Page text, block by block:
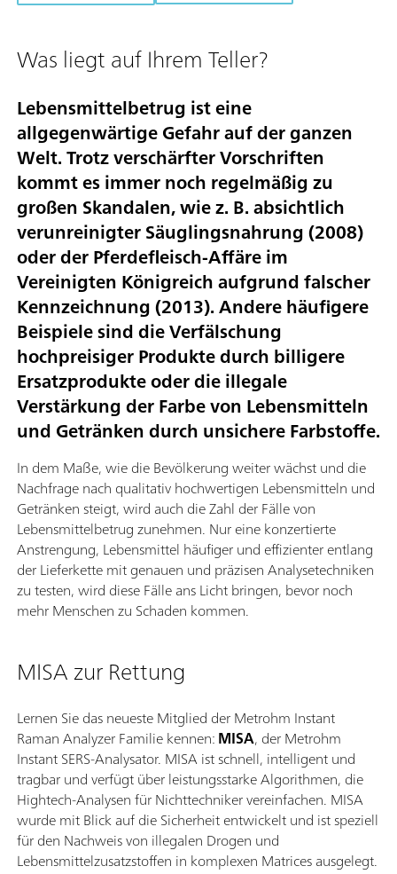
Was liegt auf Ihrem Teller?
Lebensmittelbetrug ist eine
allgegenwärtige Gefahr auf der ganzen
Welt. Trotz verschärfter Vorschriften
kommt es immer noch regelmäßig zu
großen Skandalen, wie z. B. absichtlich
verunreinigter Säuglingsnahrung (2008)
oder der Pferdefleisch-Affäre im
Vereinigten Königreich aufgrund falscher
Kennzeichnung (2013). Andere häufigere
Beispiele sind die Verfälschung
hochpreisiger Produkte durch billigere
Ersatzprodukte oder die illegale
Verstärkung der Farbe von Lebensmitteln
und Getränken durch unsichere Farbstoffe.
In dem Maße, wie die Bevölkerung weiter wächst und die
Nachfrage nach qualitativ hochwertigen Lebensmitteln und
Getränken steigt, wird auch die Zahl der Fälle von
Lebensmittelbetrug zunehmen. Nur eine konzertierte
Anstrengung, Lebensmittel häufiger und effizienter entlang
der Lieferkette mit genauen und präzisen Analysetechniken
zu testen, wird diese Fälle ans Licht bringen, bevor noch
mehr Menschen zu Schaden kommen.
MISA zur Rettung
Lernen Sie das neueste Mitglied der Metrohm Instant
Raman Analyzer Familie kennen:MISA, der Metrohm
Instant SERS-Analysator. MISA ist schnell, intelligent und
tragbar und verfügt über leistungsstarke Algorithmen, die
Hightech-Analysen für Nichttechniker vereinfachen. MISA
wurde mit Blick auf die Sicherheit entwickelt und ist speziell
für den Nachweis von illegalen Drogen und
Lebensmittelzusatzstoffen in komplexen Matrices ausgelegt.